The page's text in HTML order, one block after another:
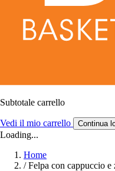
Subtotale carrello
Vedi il mio carrello Continua
Loading...
Home
/ Felpa con cappuccio